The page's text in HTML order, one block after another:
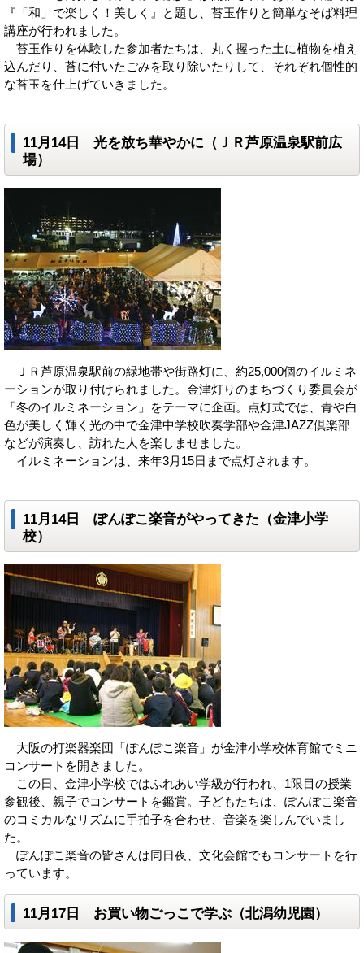
『「和」で楽しく！美しく』と題し、苔玉作りと簡単なそば料理
講座が行われました。
苔玉作りを体験した参加者たちは、丸く握った土に植物を植え
込んだり、苔に付いたごみを取り除いたりして、それぞれ個性的
な苔玉を仕上げていきました。
11月14日 光を放ち華やかに（ＪＲ芦原温泉駅前広
場）
ＪＲ芦原温泉駅前の緑地帯や街路灯に、約25,000個のイルミネ
ーションが取り付けられました。金津灯りのまちづくり委員会が
「冬のイルミネーション」をテーマに企画。点灯式では、青や白
色が美しく輝く光の中で金津中学校吹奏学部や金津JAZZ倶楽部
などが演奏し、訪れた人を楽しませました。
イルミネーションは、来年3月15日まで点灯されます。
11月14日 ぽんぽこ楽音がやってきた（金津小学
校）
大阪の打楽器楽団「ぽんぽこ楽音」が金津小学校体育館でミニ
コンサートを開きました。
この日、金津小学校ではふれあい学級が行われ、1限目の授業
参観後、親子でコンサートを鑑賞。子どもたちは、ぽんぽこ楽音
のコミカルなリズムに手拍子を合わせ、音楽を楽しんでいまし
た。
ぽんぽこ楽音の皆さんは同日夜、文化会館でもコンサートを行
っています。
11月17日 お買い物ごっこで学ぶ（北潟幼児園）